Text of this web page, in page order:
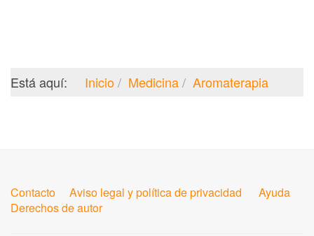
Está aquí: Inicio Medicina Aromaterapia
Contacto Aviso legal y política de privacidad
Ayuda
Derechos de autor